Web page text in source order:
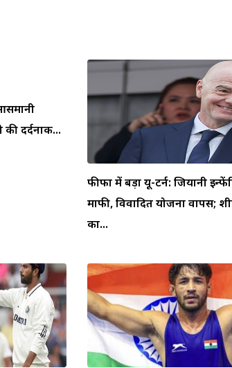
दर्दनाक...
फीफा में बड़ा यू-टर्न: जियानी
माफी, विवादित योजना वापस;
का...